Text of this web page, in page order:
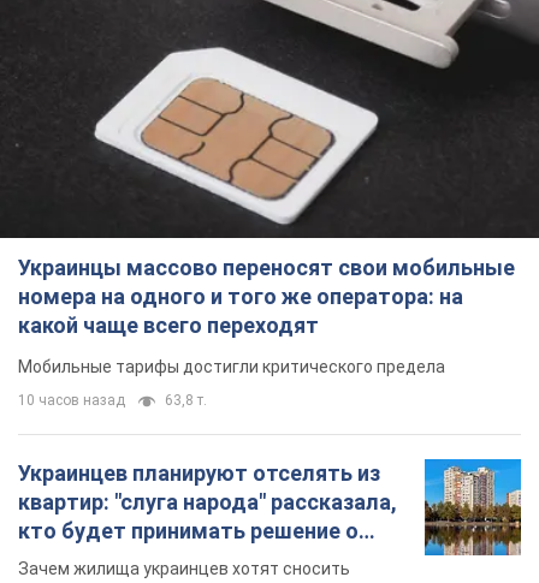
Украинцы массово переносят свои мобильные
номера на одного и того же оператора: на
какой чаще всего переходят
Мобильные тарифы достигли критического предела
10 часов назад 63,8 т.
Украинцев планируют отселять из
квартир: "слуга народа" рассказала,
кто будет принимать решение о
сносе домов
Зачем жилища украинцев хотят сносить